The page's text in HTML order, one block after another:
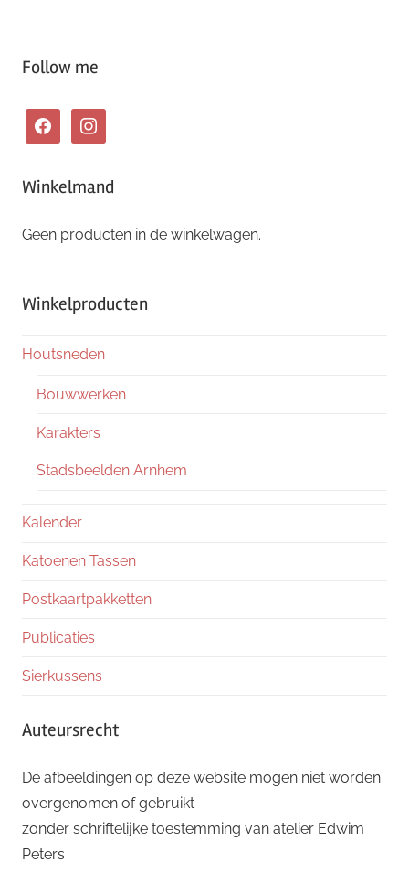
Follow me
facebookinstagram
Winkelmand
Geen producten in de winkelwagen.
Winkelproducten
Houtsneden
Bouwwerken
Karakters
Stadsbeelden Arnhem
Kalender
Katoenen Tassen
Postkaartpakketten
Publicaties
Sierkussens
Auteursrecht
De afbeeldingen op deze website mogen niet worden
overgenomen of gebruikt
zonder schriftelijke toestemming van atelier Edwim
Peters